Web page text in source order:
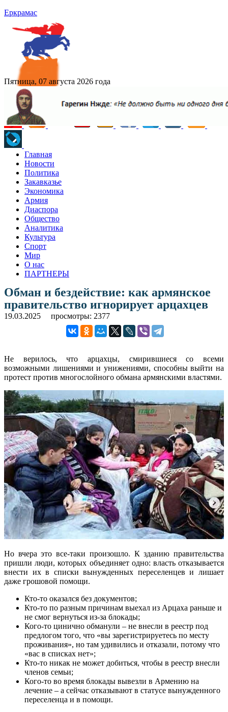
Еркрамас
Пятница, 07 августа 2026 года
Главная
Новости
Политика
Закавказье
Экономика
Армия
Диаспора
Общество
Аналитика
Культура
Спорт
Мир
О нас
ПАРТНЕРЫ
Обман и бездействие: как армянское
правительство игнорирует арцахцев
19.03.2025 просмотры: 2377
Не верилось, что арцахцы, смирившиеся со всеми
возможными лишениями и унижениями, способны выйти на
протест против многослойного обмана армянскими властями.
Но вчера это все-таки произошло. К зданию правительства
пришли люди, которых объединяет одно: власть отказывается
внести их в списки вынужденных переселенцев и лишает
даже грошовой помощи.
Кто-то оказался без документов;
Кто-то по разным причинам выехал из Арцаха раньше и
не смог вернуться из-за блокады;
Кого-то цинично обманули – не внесли в реестр под
предлогом того, что «вы зарегистрируетесь по месту
проживания», но там удивились и отказали, потому что
«вас в списках нет»;
Кто-то никак не может добиться, чтобы в реестр внесли
членов семьи;
Кого-то во время блокады вывезли в Армению на
лечение – а сейчас отказывают в статусе вынужденного
переселенца и в помощи.